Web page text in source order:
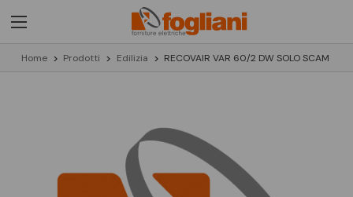
Home Prodotti Edilizia RECOVAIR VAR 60/2 DW SOLO SCAM